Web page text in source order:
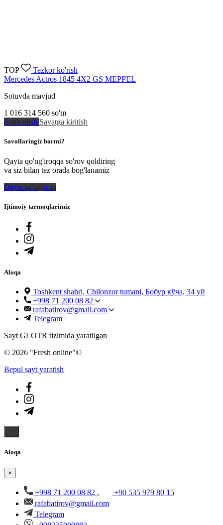
TOP
Tezkor ko'rish
Mercedes Actros 1845 4X2 GS MEPPEL
Sotuvda mavjud
1 016 314 560 so'm
Sotib olish Savatga kiritish
Savollaringiz bormi?
Qayta qo'ng'iroqqa so'rov qoldiring
va siz bilan tez orada bog'lanamiz
Qayta qo'ng'iroq
Ijtimoiy tarmoqlarimiz
Aloqa
Toshkent shahri, Chilonzor tumani, Бобур кўча, 34 уй
+998 71 200 08 82
rafabatirov@gmail.com
Telegram
Sayt GLOTR tizimida yaratilgan
© 2026 "Fresh online"©️
Bepul sayt yaratish
Aloqa
×
+998 71 200 08 82 ,
+90 535 979 80 15
rafabatirov@gmail.com
Telegram